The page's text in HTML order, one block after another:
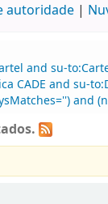
autoridade
and su-
CADE and su-